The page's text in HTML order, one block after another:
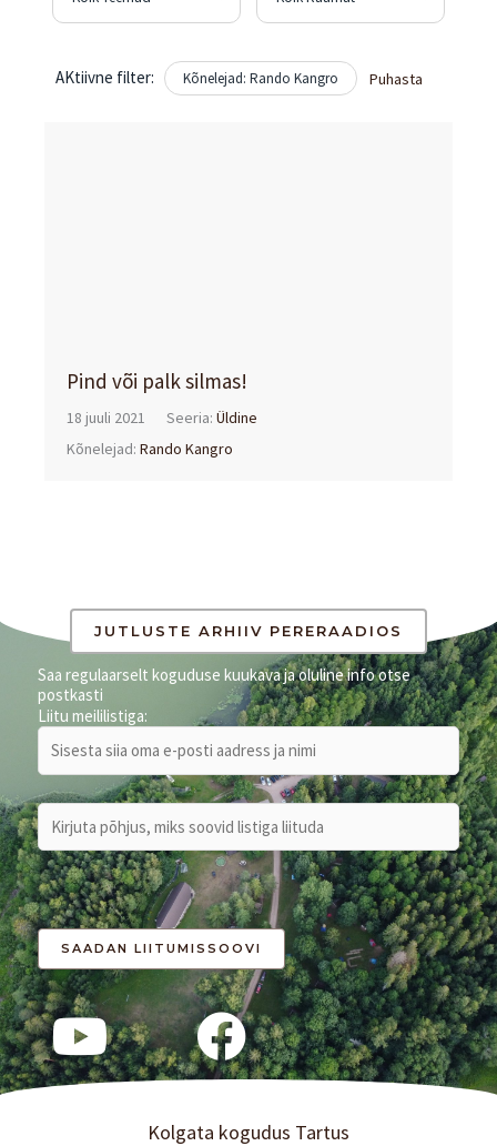
AKtiivne filter: Kõnelejad: Rando Kangro Puhasta
Pind või palk silmas!
18 juuli 2021 Seeria:Üldine
Kõnelejad:Rando Kangro
JUTLUSTE ARHIIV PERERAADIOS
Saa regulaarselt koguduse kuukava ja oluline info otse
postkasti
Liitu meililistiga:
Kolgata kogudus Tartus